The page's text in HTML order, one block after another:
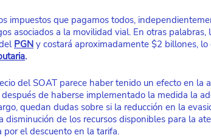
impuestos que pagamos todos,
asociados a la movilidad vial. En otras
PGN y costará aproximadamente $2 billones,
.
del SOAT parece haber tenido un efecto en la
de haberse implementado la medida la
quedan dudas sobre si la reducción en la
disminución de los recursos disponibles para la
el descuento en la tarifa.